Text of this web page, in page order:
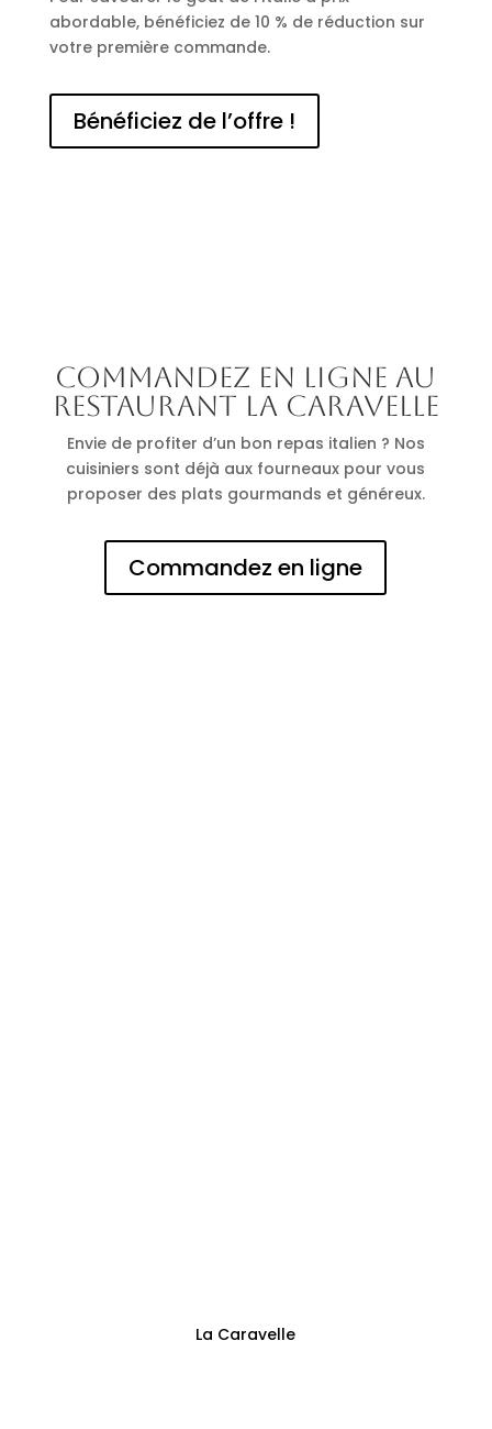
abordable, bénéficiez de 10 % de réduction sur
votre première commande.
Bénéficiez de l’offre !
Commandez en ligne au
restaurant La Caravelle
Envie de profiter d’un bon repas italien ? Nos
cuisiniers sont déjà aux fourneaux pour vous
proposer des plats gourmands et généreux.
Commandez en ligne
La Caravelle